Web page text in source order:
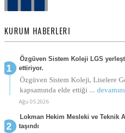
KURUM HABERLERI
Özgüven Sistem Koleji LGS
ettiriyor.
Özgüven Sistem Koleji, Liselere
kapsamında elde ettiği ...
Ağu 05 2026
Lokman Hekim Mesleki ve Teknik
taşındı